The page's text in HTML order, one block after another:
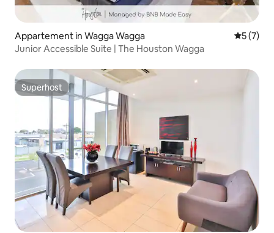
Appartement in Wagga Wagga
5 (7)
Junior Accessible Suite | The Houston Wagga
Superhost
Superhost